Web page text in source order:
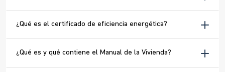
¿Qué es el certificado de eficiencia energética?
¿Qué es y qué contiene el Manual de la Vivienda?